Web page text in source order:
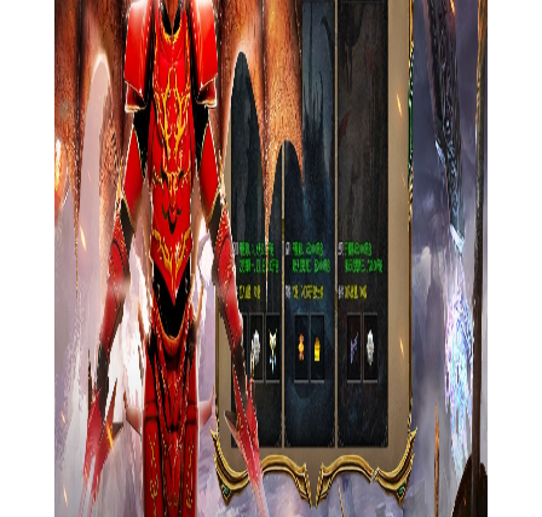
了广阔的探索空间。
5. 经济系统平衡：游戏内的经济系统非常平衡，玩家可以通
过自己的努力获取所需的资源和装备。同时，游戏中完善的交易
系统也能够让玩家通过交易获取自己所需的物品。
奇迹mu特色
1. 精美的画面和动人的音效：游戏中的每一个场景、角色和
物品都经过精心的设计，呈现出一个华丽多彩的幻想世界。同
时，动人的音效也为游戏增添了不少魅力。
2. 高度自由的交互系统：玩家之间可以自由组队、聊天、交
易等，这使得游戏中的社交体验非常丰富。玩家可以与其他玩家
一起冒险、分享经验、交流心得。
3. 独特的装备系统：玩家可以通过打怪、完成任务、交易等
方式获取装备，并可进行强化、合成、镶嵌等操作，提供更多的